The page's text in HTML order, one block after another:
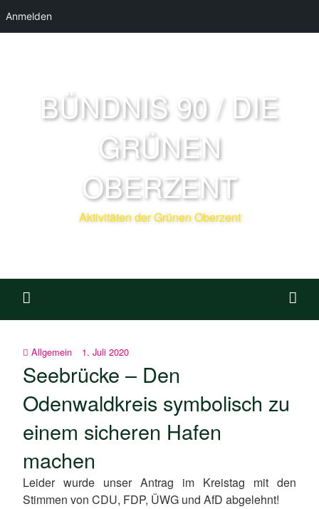
BÜNDNIS 90 / DIE
GRÜNEN
OBERZENT
Aktivitäten der Grünen Oberzent
Allgemein 1. Juli 2020
Seebrücke – Den
Odenwaldkreis symbolisch zu
einem sicheren Hafen
machen
Leider wurde unser Antrag im Kreistag mit den
Stimmen von CDU, FDP, ÜWG und AfD abgelehnt!
Anmelden